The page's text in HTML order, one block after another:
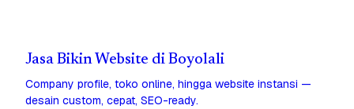
Jasa Bikin Website di Boyolali
Company profile, toko online, hingga website instansi —
desain custom, cepat, SEO-ready.